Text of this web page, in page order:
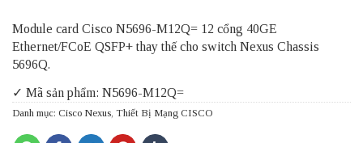
Module card Cisco N5696-M12Q= 12 cổng 40GE
Ethernet/FCoE QSFP+ thay thế cho switch Nexus Chassis
5696Q.
✓ Mã sản phẩm: N5696-M12Q=
Danh mục: Cisco Nexus Thiết Bị Mạng CISCO